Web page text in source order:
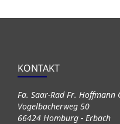
KONTAKT
Fa. Saar-Rad Fr. Hoffmann
Vogelbacherweg 50
66424 Homburg - Erbach